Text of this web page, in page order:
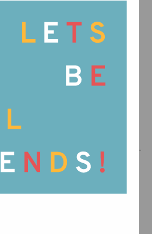
fomentar la diversitat i
en la seva exploració
celebra com les
ARTICLE